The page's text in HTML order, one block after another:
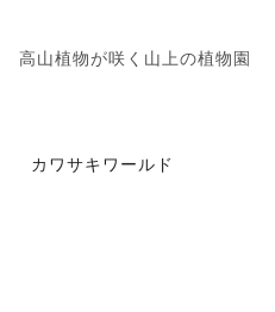
高山植物が咲く山上の植物園
カワサキワールド